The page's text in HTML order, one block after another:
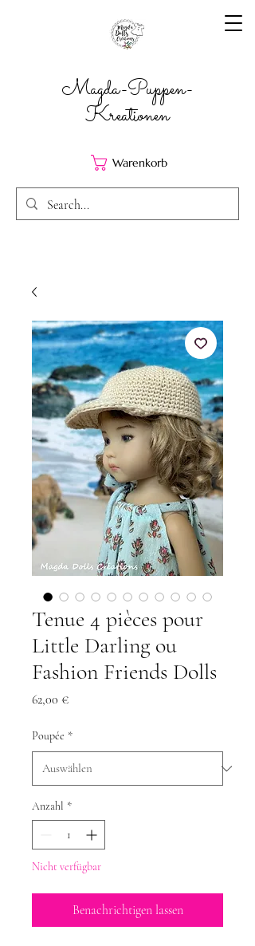
Magda-Puppen-
Kreationen
Warenkorb
Tenue 4 pièces pour
Little Darling ou
Fashion Friends Dolls
62,00 €Preis
Poupée *
Anzahl *
Nicht verfügbar
Benachrichtigen lassen